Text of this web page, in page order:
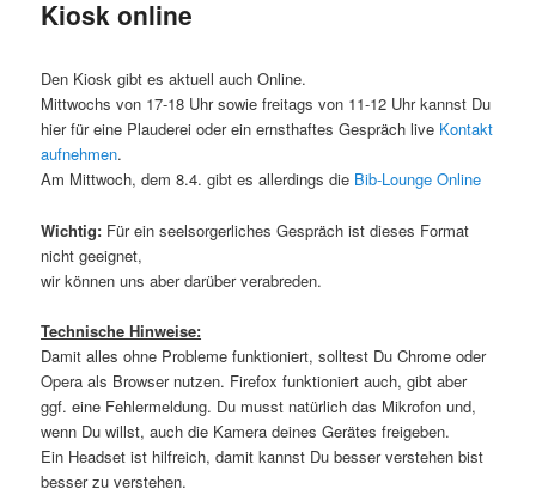
Kiosk online
Den Kiosk gibt es aktuell auch Online.
Mittwochs von 17-18 Uhr sowie freitags von 11-12 Uhr kannst Du
hier für eine Plauderei oder ein ernsthaftes Gespräch live Kontakt
aufnehmen.
Am Mittwoch, dem 8.4. gibt es allerdings die Bib-Lounge Online
Wichtig: Für ein seelsorgerliches Gespräch ist dieses Format
nicht geeignet,
wir können uns aber darüber verabreden.
Technische Hinweise:
Damit alles ohne Probleme funktioniert, solltest Du Chrome oder
Opera als Browser nutzen. Firefox funktioniert auch, gibt aber
ggf. eine Fehlermeldung. Du musst natürlich das Mikrofon und,
wenn Du willst, auch die Kamera deines Gerätes freigeben.
Ein Headset ist hilfreich, damit kannst Du besser verstehen bist
besser zu verstehen.